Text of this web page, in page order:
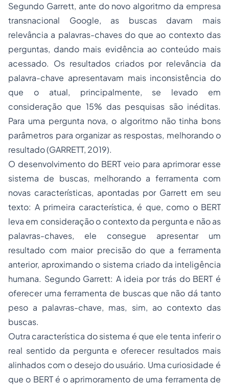
Segundo Garrett, ante do novo algoritmo da empresa
transnacional Google, as buscas davam mais
relevância a palavras-chaves do que ao contexto das
perguntas, dando mais evidência ao conteúdo mais
acessado. Os resultados criados por relevância da
palavra-chave apresentavam mais inconsistência do
que o atual, principalmente, se levado em
consideração que 15% das pesquisas são inéditas.
Para uma pergunta nova, o algoritmo não tinha bons
parâmetros para organizar as respostas, melhorando o
resultado (GARRETT, 2019).
O desenvolvimento do BERT veio para aprimorar esse
sistema de buscas, melhorando a ferramenta com
novas características, apontadas por Garrett em seu
texto: A primeira característica, é que, como o BERT
leva em consideração o contexto da pergunta e não as
palavras-chaves, ele consegue apresentar um
resultado com maior precisão do que a ferramenta
anterior, aproximando o sistema criado da inteligência
humana. Segundo Garrett: A ideia por trás do BERT é
oferecer uma ferramenta de buscas que não dá tanto
peso a palavras-chave, mas, sim, ao contexto das
buscas.
Outra característica do sistema é que ele tenta inferir o
real sentido da pergunta e oferecer resultados mais
alinhados com o desejo do usuário. Uma curiosidade é
que o BERT é o aprimoramento de uma ferramenta de